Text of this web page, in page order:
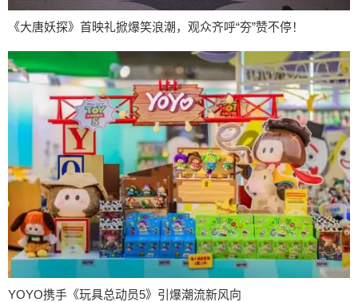
《大唐妖探》首映礼掀爆笑浪潮，观众齐呼“夯”赞不停！
YOYO携手《玩具总动员5》引爆潮流新风向